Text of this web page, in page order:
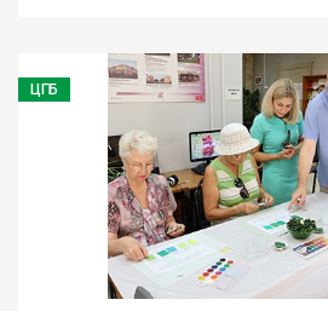
ЦГБ